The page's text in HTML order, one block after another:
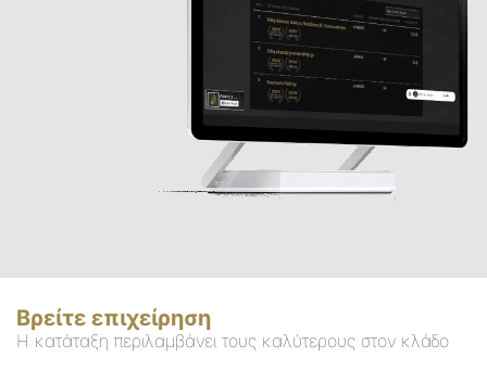
Βρείτε επιχείρηση
Η κατάταξη περιλαμβάνει τους καλύτερους στον κλάδο